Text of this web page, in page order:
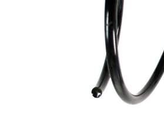
průměrem
157 mm